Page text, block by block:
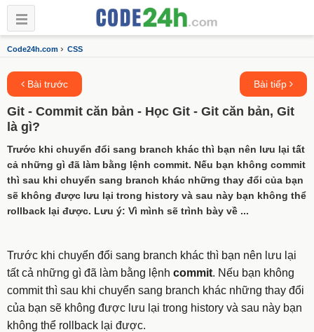
Code24h.com › CSS
Bài trước Bài tiếp
Git - Commit căn bản - Học Git - Git căn bản, Git
là gì?
Trước khi chuyển đổi sang branch khác thì bạn nên lưu lại tất
cả những gì đã làm bằng lệnh commit. Nếu bạn không commit
thì sau khi chuyển sang branch khác những thay đổi của bạn
sẽ không được lưu lại trong history và sau này bạn không thể
rollback lại được. Lưu ý: Vì mình sẽ trình bày về ...
Trước khi chuyển đổi sang branch khác thì bạn nên lưu lại
tất cả những gì đã làm bằng lệnh commit. Nếu bạn không
commit thì sau khi chuyển sang branch khác những thay đổi
của bạn sẽ không được lưu lại trong history và sau này bạn
không thể rollback lại được.